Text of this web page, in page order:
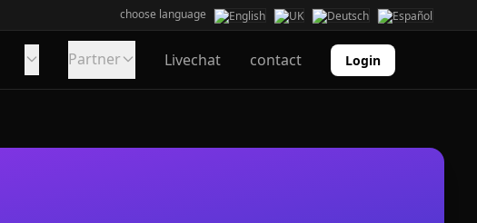
choose language
Partner Livechat contact Login